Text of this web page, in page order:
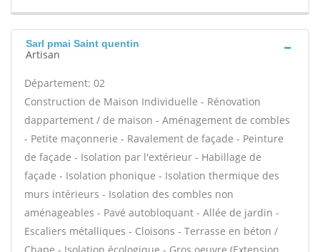
Sarl pmai Saint quentin
Artisan
Département: 02
Construction de Maison Individuelle - Rénovation
dappartement / de maison - Aménagement de combles
- Petite maçonnerie - Ravalement de façade - Peinture
de façade - Isolation par l'extérieur - Habillage de
façade - Isolation phonique - Isolation thermique des
murs intérieurs - Isolation des combles non
aménageables - Pavé autobloquant - Allée de jardin -
Escaliers métalliques - Cloisons - Terrasse en béton /